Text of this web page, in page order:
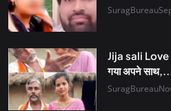
SuragBureau
Jija sali Love
गया अपने
SuragBureau